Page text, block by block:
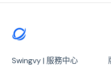
薪資
開始使用 Shiftee
員工群組與打卡設定
Swingvy | 服務中心